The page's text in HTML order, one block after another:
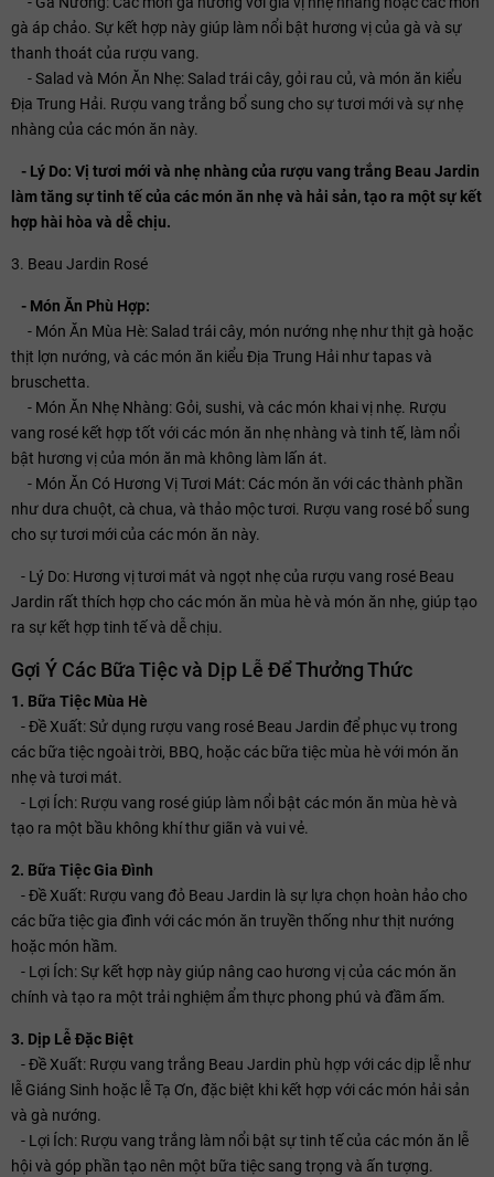
gà áp chảo. Sự kết hợp này giúp làm nổi bật hương vị của gà và sự
thanh thoát của rượu vang.
- Salad và Món Ăn Nhẹ: Salad trái cây, gỏi rau củ, và món ăn kiểu
Địa Trung Hải. Rượu vang trắng bổ sung cho sự tươi mới và sự nhẹ
nhàng của các món ăn này.
- Lý Do: Vị tươi mới và nhẹ nhàng của rượu vang trắng Beau Jardin
làm tăng sự tinh tế của các món ăn nhẹ và hải sản, tạo ra một sự kết
hợp hài hòa và dễ chịu.
3. Beau Jardin Rosé
- Món Ăn Phù Hợp:
- Món Ăn Mùa Hè: Salad trái cây, món nướng nhẹ như thịt gà hoặc
thịt lợn nướng, và các món ăn kiểu Địa Trung Hải như tapas và
bruschetta.
- Món Ăn Nhẹ Nhàng: Gỏi, sushi, và các món khai vị nhẹ. Rượu
vang rosé kết hợp tốt với các món ăn nhẹ nhàng và tinh tế, làm nổi
bật hương vị của món ăn mà không làm lấn át.
- Món Ăn Có Hương Vị Tươi Mát: Các món ăn với các thành phần
như dưa chuột, cà chua, và thảo mộc tươi. Rượu vang rosé bổ sung
cho sự tươi mới của các món ăn này.
- Lý Do: Hương vị tươi mát và ngọt nhẹ của rượu vang rosé Beau
Jardin rất thích hợp cho các món ăn mùa hè và món ăn nhẹ, giúp tạo
ra sự kết hợp tinh tế và dễ chịu.
Gợi Ý Các Bữa Tiệc và Dịp Lễ Để Thưởng Thức
1. Bữa Tiệc Mùa Hè
- Đề Xuất: Sử dụng rượu vang rosé Beau Jardin để phục vụ trong
các bữa tiệc ngoài trời, BBQ, hoặc các bữa tiệc mùa hè với món ăn
nhẹ và tươi mát.
- Lợi Ích: Rượu vang rosé giúp làm nổi bật các món ăn mùa hè và
tạo ra một bầu không khí thư giãn và vui vẻ.
2. Bữa Tiệc Gia Đình
- Đề Xuất: Rượu vang đỏ Beau Jardin là sự lựa chọn hoàn hảo cho
các bữa tiệc gia đình với các món ăn truyền thống như thịt nướng
hoặc món hầm.
- Lợi Ích: Sự kết hợp này giúp nâng cao hương vị của các món ăn
chính và tạo ra một trải nghiệm ẩm thực phong phú và đầm ấm.
3. Dịp Lễ Đặc Biệt
- Đề Xuất: Rượu vang trắng Beau Jardin phù hợp với các dịp lễ như
lễ Giáng Sinh hoặc lễ Tạ Ơn, đặc biệt khi kết hợp với các món hải sản
và gà nướng.
- Lợi Ích: Rượu vang trắng làm nổi bật sự tinh tế của các món ăn lễ
hội và góp phần tạo nên một bữa tiệc sang trọng và ấn tượng.